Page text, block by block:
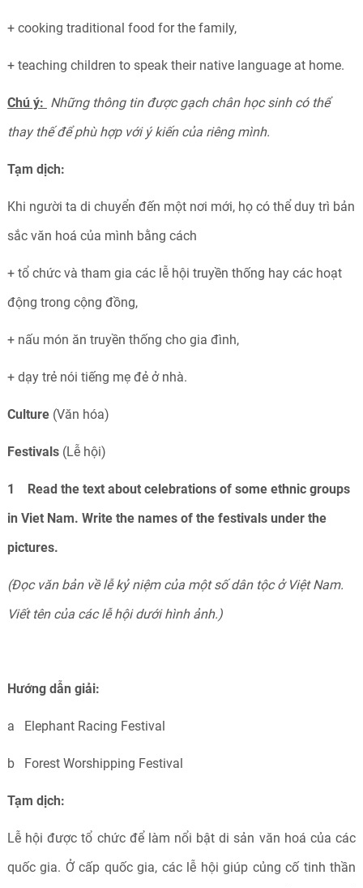
+ cooking traditional food for the family,
+ teaching children to speak their native language at home.
Chú ý: Những thông tin được gạch chân học sinh có thể
thay thế để phù hợp với ý kiến của riêng mình.
Tạm dịch:
Khi người ta di chuyển đến một nơi mới, họ có thể duy trì bản
sắc văn hoá của mình bằng cách
+ tổ chức và tham gia các lễ hội truyền thống hay các hoạt
động trong cộng đồng,
+ nấu món ăn truyền thống cho gia đình,
+ dạy trẻ nói tiếng mẹ đẻ ở nhà.
Culture (Văn hóa)
Festivals (Lễ hội)
1 Read the text about celebrations of some ethnic groups
in Viet Nam. Write the names of the festivals under the
pictures.
(Đọc văn bản về lễ kỷ niệm của một số dân tộc ở Việt Nam.
Viết tên của các lễ hội dưới hình ảnh.)
Hướng dẫn giải:
a Elephant Racing Festival
b Forest Worshipping Festival
Tạm dịch:
Lễ hội được tổ chức để làm nổi bật di sản văn hoá của các
quốc gia. Ở cấp quốc gia, các lễ hội giúp củng cố tinh thần